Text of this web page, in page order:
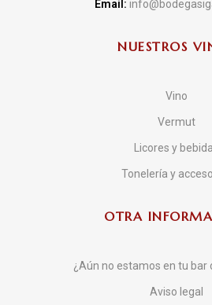
Email:
NUESTROS
Vino
Vermut
Licores y
Tonelería y
OTRA
¿Aún no estamos en tu bar
Aviso legal